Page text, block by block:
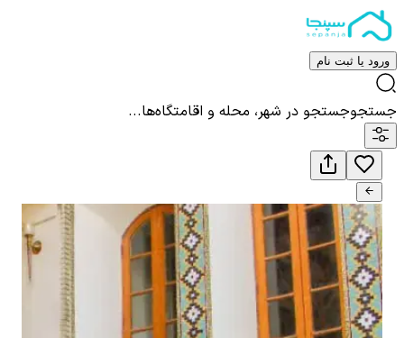
ورود یا ثبت نام
جستجوجستجو در شهر، محله و اقامتگاه‌ها...